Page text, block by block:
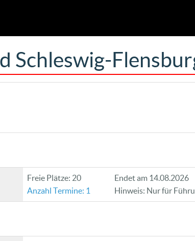
Schleswig-
Freie Plätze: 20
Anzahl Termine: 1
Endet am 14.08.2026
Hinweis: Nur für